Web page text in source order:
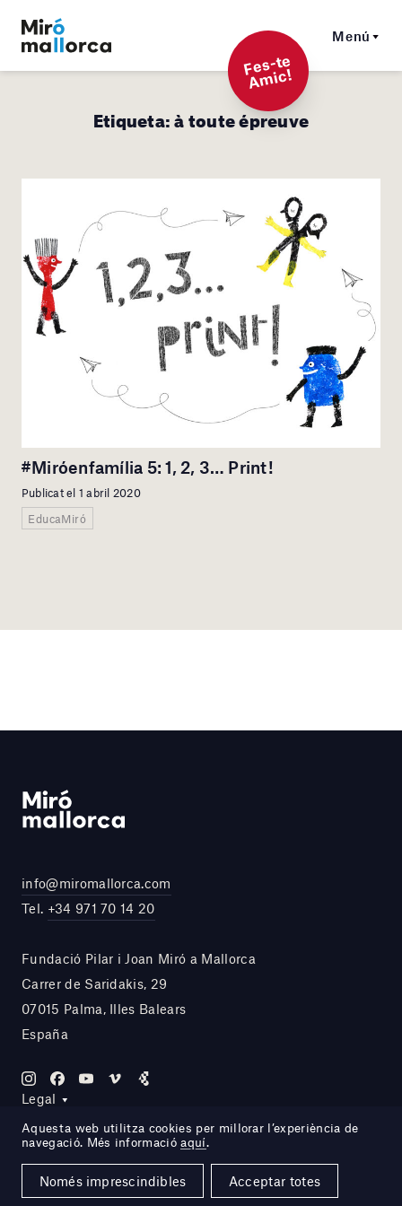
Menú
F
es-t
e
A
mi
c!
Etiqueta:à toute épreuve
#Miróenfamília 5: 1, 2, 3… Print!
Publicat el 1 abril 2020
EducaMiró
info@miromallorca.com
Tel. +34 971 70 14 20
Fundació Pilar i Joan Miró a Mallorca
Carrer de Saridakis, 29
07015 Palma, Illes Balears
España
Legal
Site by DOMO—A
Aquesta web utilitza cookies per millorar l’experiència de
navegació. Més informacióaquí.
Només imprescindibles Acceptar totes